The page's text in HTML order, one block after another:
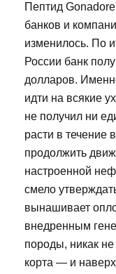
Пептид
банков и
изменилось. По
России банк
долларов.
идти на всякие
не получил ни
расти в течение
продолжить
настроенной
смело
вынашивает
внедренным
породы, никак
корта — и